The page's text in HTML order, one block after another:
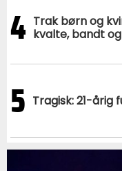
4 Trak børn og
kvalte, bandt
5 Tragisk: 21-årig